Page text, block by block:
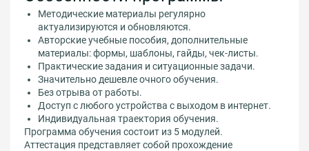
технической документации.
Методические материалы регулярно
актуализируются и обновляются.
Авторские учебные пособия, дополнительные
материалы: формы, шаблоны, гайды, чек-листы.
Практические задания и ситуационные задачи.
Значительно дешевле очного обучения.
Без отрыва от работы.
Доступ с любого устройства с выходом в интернет.
Индивидуальная траектория обучения.
Программа обучения состоит из 5 модулей.
Аттестация представляет собой прохождение